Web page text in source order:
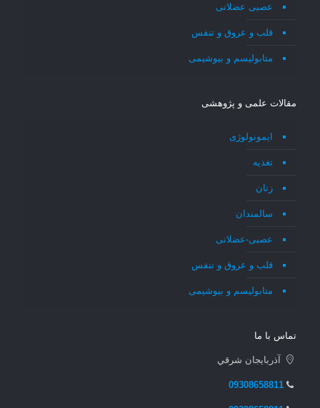
عصبی عضلانی
قلب و عروق و تنفس
متابولیسم و بیوشیمی
مقالات علمی و پژوهشی
ایمونولوژی
تغذیه
زنان
سالمندان
عصبی-عضلانی
قلب و عروق و تنفس
متابولیسم و بیوشیمی
تماس با ما
آذربايجان شرقي
09308658811